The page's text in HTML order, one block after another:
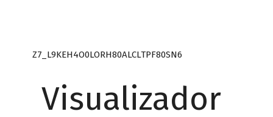
Z7_L9KEH4O0LORH80ALCLTPF80SN6
Visualizador